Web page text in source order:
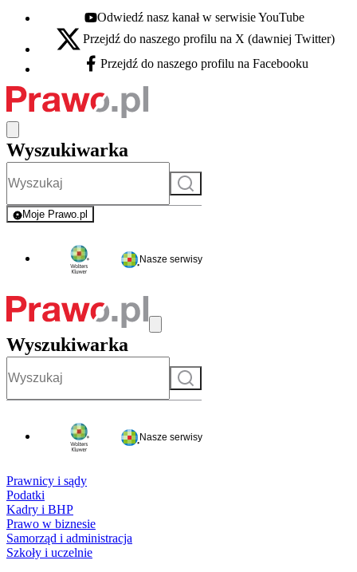
Youtube - otwiera się w nowej karcie
Odwiedź nasz kanał w serwisie YouTube
X - otwiera się w nowej karcie
Przejdź do naszego profilu na X (dawniej Twitter)
Facebook - otwiera się w nowej karcie
Przejdź do naszego profilu na Facebooku
Wyszukiwarka
Szukaj
Moje Prawo.pl
- rejestracja i logowanie do serwisu
Nasze serwisy
Wyszukiwarka
Szukaj
Nasze serwisy
Prawnicy i sądy
Podatki
Kadry i BHP
Prawo w biznesie
Samorząd i administracja
Szkoły i uczelnie